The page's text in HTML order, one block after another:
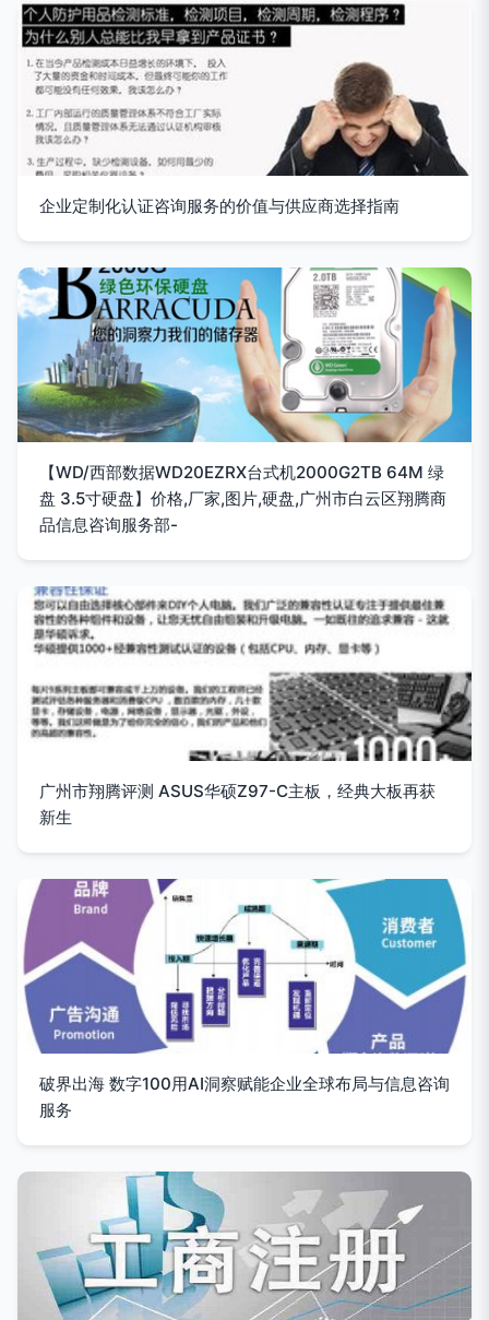
企业定制化认证咨询服务的价值与供应商选择指南
【WD/西部数据WD20EZRX台式机2000G2TB 64M 绿
盘 3.5寸硬盘】价格,厂家,图片,硬盘,广州市白云区翔腾商
品信息咨询服务部-
广州市翔腾评测 ASUS华硕Z97-C主板，经典大板再获
新生
破界出海 数字100用AI洞察赋能企业全球布局与信息咨询
服务